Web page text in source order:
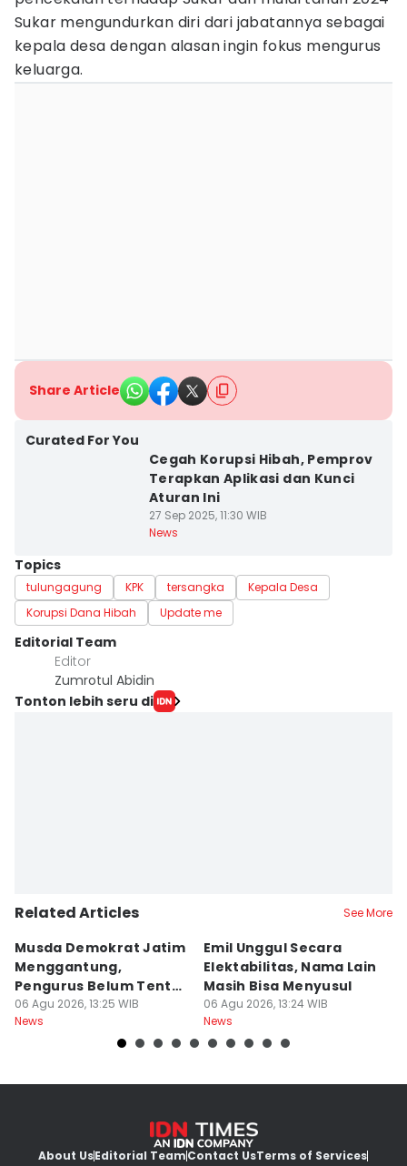
Sukar mengundurkan diri dari jabatannya sebagai
kepala desa dengan alasan ingin fokus mengurus
keluarga.
Share Article
Curated For You
Cegah Korupsi Hibah, Pemprov
Terapkan Aplikasi dan Kunci
Aturan Ini
27 Sep 2025, 11:30 WIB
News
Topics
tulungagung KPK tersangka
Kepala Desa
Korupsi Dana Hibah
Update me
Editorial Team
Editor
Zumrotul Abidin
Tonton lebih seru di
Related Articles See More
Musda Demokrat Jatim
Menggantung,
Pengurus Belum Tentu
Aman
06 Agu 2026, 13:25 WIB
News
Emil Unggul Secara
Elektabilitas, Nama Lain
Masih Bisa Menyusul
06 Agu 2026, 13:24 WIB
News
About UsEditorial TeamContact UsTerms of Services